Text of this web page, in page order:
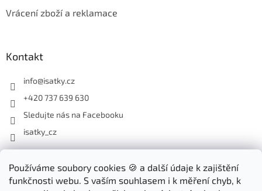
Používáme soubory cookies 🍪 a další údaje k zajištění
funkčnosti webu. S vaším souhlasem i k měření chyb, k
Vrácení zboží a reklamace
Kontakt
info@isatky.cz
+420 737 639 630
Sledujte nás na Facebooku
isatky_cz
Odebírat newsletter